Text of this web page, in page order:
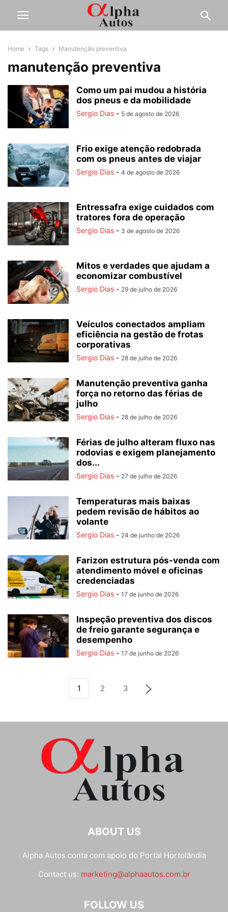
Home Tags Manutenção preventiva
manutenção preventiva
Como um pai mudou a história
dos pneus e da mobilidade
Sergio Dias - 5 de agosto de 2026
Frio exige atenção redobrada
com os pneus antes de viajar
Sergio Dias - 4 de agosto de 2026
Entressafra exige cuidados com
tratores fora de operação
Sergio Dias - 3 de agosto de 2026
Mitos e verdades que ajudam a
economizar combustível
Sergio Dias - 29 de julho de 2026
Veículos conectados ampliam
eficiência na gestão de frotas
corporativas
Sergio Dias - 28 de julho de 2026
Manutenção preventiva ganha
força no retorno das férias de
julho
Sergio Dias - 28 de julho de 2026
Férias de julho alteram fluxo nas
rodovias e exigem planejamento
dos...
Sergio Dias - 27 de julho de 2026
Temperaturas mais baixas
pedem revisão de hábitos ao
volante
Sergio Dias - 24 de junho de 2026
Farizon estrutura pós-venda com
atendimento móvel e oficinas
credenciadas
Sergio Dias - 17 de junho de 2026
Inspeção preventiva dos discos
de freio garante segurança e
desempenho
Sergio Dias - 17 de junho de 2026
1 2 3
ABOUT US
Alpha Autos conta com apoio do Portal Hortolândia
Contact us: marketing@alphaautos.com.br
FOLLOW US